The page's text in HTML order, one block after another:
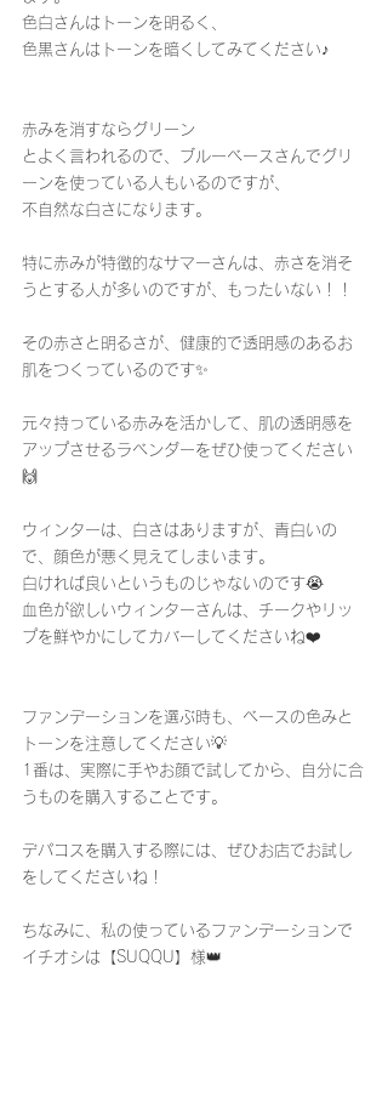
色白さんはトーンを明るく、
色黒さんはトーンを暗くしてみてください♪
赤みを消すならグリーン
とよく言われるので、ブルーベースさんでグリ
ーンを使っている人もいるのですが、
不自然な白さになります。
特に赤みが特徴的なサマーさんは、赤さを消そ
うとする人が多いのですが、もったいない！！
その赤さと明るさが、健康的で透明感のあるお
肌をつくっているのです✨
元々持っている赤みを活かして、肌の透明感を
アップさせるラベンダーをぜひ使ってください
🙌
ウィンターは、白さはありますが、青白いの
で、顔色が悪く見えてしまいます。
白ければ良いというものじゃないのです😭
血色が欲しいウィンターさんは、チークやリッ
プを鮮やかにしてカバーしてくださいね❤️
ファンデーションを選ぶ時も、ベースの色みと
トーンを注意してください💡
1番は、実際に手やお顔で試してから、自分に合
うものを購入することです。
デパコスを購入する際には、ぜひお店でお試し
をしてくださいね！
ちなみに、私の使っているファンデーションで
イチオシは【SUQQU】様👑